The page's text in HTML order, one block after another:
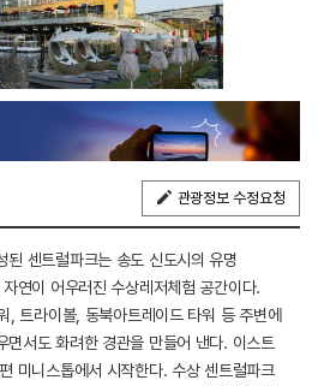
관광정보 수정요청
된 센트럴파크는 송도 신도시의 유명
연이 어우러진 수상레저체험 공간이다.
, 트라이볼, 동북아트레이드 타워 등 주변에
면서도 화려한 경관을 만들어 낸다. 이스트
미니스톱에서 시작한다. 수상 센트럴파크